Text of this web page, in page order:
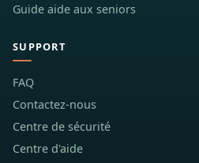
Guide aide aux seniors
SUPPORT
FAQ
Contactez-nous
Centre de sécurité
Centre d'aide